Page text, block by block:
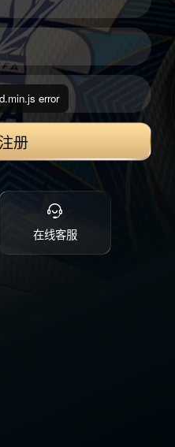
册
在线客服
error